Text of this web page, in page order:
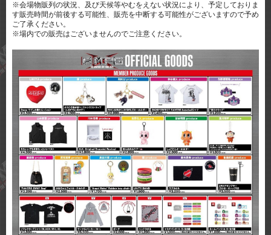
※会場物販列の状況、及び天候等やむをえない状況により、予定しておりま
す販売時間が前後する可能性、販売を中断する可能性がございますので予め
ご了承ください。
※場内での販売はございませんのでご注意ください。